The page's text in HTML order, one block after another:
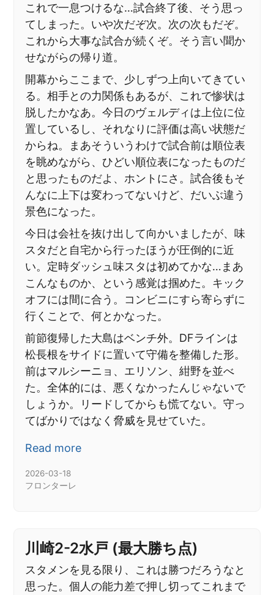
これで一息つけるな…試合終了後、そう思っ
てしまった。いや次だぞ次。次の次もだぞ。
これから大事な試合が続くぞ。そう言い聞か
せながらの帰り道。
開幕からここまで、少しずつ上向いてきてい
る。相手との力関係もあるが、これで惨状は
脱したかなあ。今日のヴェルディは上位に位
置しているし、それなりに評価は高い状態だ
からね。まあそういうわけで試合前は順位表
を眺めながら、ひどい順位表になったものだ
と思ったものだよ、ホントにさ。試合後もそ
んなに上下は変わってないけど、だいぶ違う
景色になった。
今日は会社を抜け出して向かいましたが、味
スタだと自宅から行ったほうが圧倒的に近
い。定時ダッシュ味スタは初めてかな…まあ
こんなものか、という感覚は掴めた。キック
オフには間に合う。コンビニにすら寄らずに
行くことで、何とかなった。
前節復帰した大島はベンチ外。DFラインは
松長根をサイドに置いて守備を整備した形。
前はマルシーニョ、エリソン、紺野を並べ
た。全体的には、悪くなかったんじゃないで
しょうか。リードしてからも慌てない。守っ
てばかりではなく脅威を見せていた。
Read more
2026-03-18
フロンターレ
川崎2-2水戸 (最大勝ち点)
スタメンを見る限り、これは勝つだろうなと
思った。個人の能力差で押し切ってこれまで